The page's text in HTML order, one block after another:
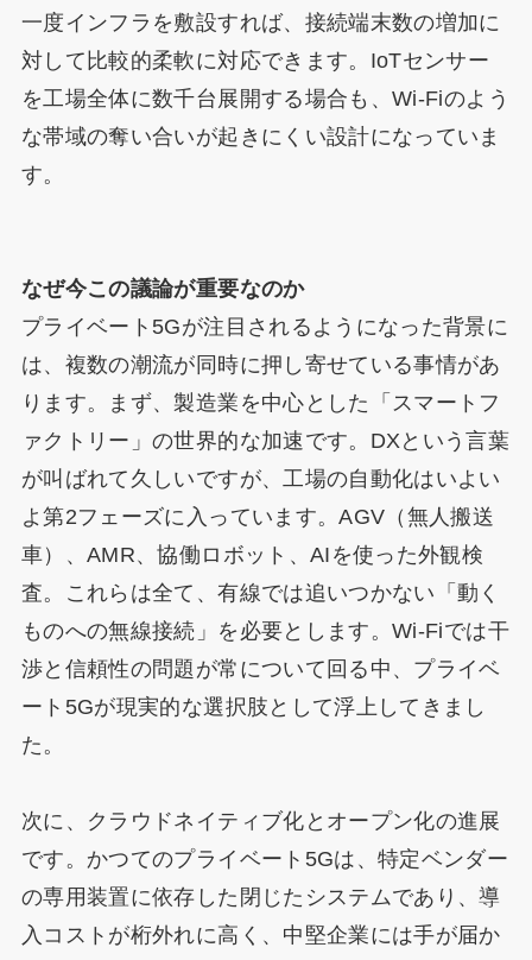
一度インフラを敷設すれば、接続端末数の増加に
対して比較的柔軟に対応できます。IoTセンサー
を工場全体に数千台展開する場合も、Wi-Fiのよう
な帯域の奪い合いが起きにくい設計になっていま
す。
なぜ今この議論が重要なのか
プライベート5Gが注目されるようになった背景に
は、複数の潮流が同時に押し寄せている事情があ
ります。まず、製造業を中心とした「スマートフ
ァクトリー」の世界的な加速です。DXという言葉
が叫ばれて久しいですが、工場の自動化はいよい
よ第2フェーズに入っています。AGV（無人搬送
車）、AMR、協働ロボット、AIを使った外観検
査。これらは全て、有線では追いつかない「動く
ものへの無線接続」を必要とします。Wi-Fiでは干
渉と信頼性の問題が常について回る中、プライベ
ート5Gが現実的な選択肢として浮上してきまし
た。
次に、クラウドネイティブ化とオープン化の進展
です。かつてのプライベート5Gは、特定ベンダー
の専用装置に依存した閉じたシステムであり、導
入コストが桁外れに高く、中堅企業には手が届か